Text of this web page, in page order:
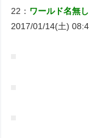
22： ワールド名無
2017/01/14(土)